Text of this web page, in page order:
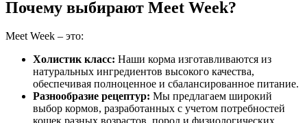
Почему выбирают Meet Week?
Meet Week – это:
Холистик класс: Наши корма изготавливаются из
натуральных ингредиентов высокого качества,
обеспечивая полноценное и сбалансированное питание.
Разнообразие рецептур: Мы предлагаем широкий
выбор кормов, разработанных с учетом потребностей